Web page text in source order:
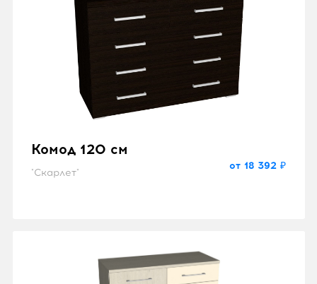
Комод 120 см
"Скарлет"
от 18 392 ₽